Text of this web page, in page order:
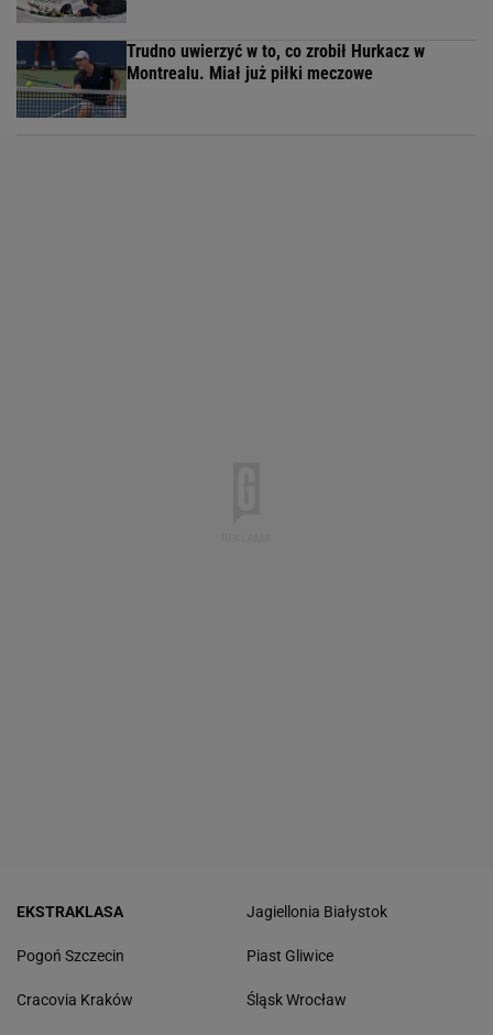
Trudno uwierzyć w to, co zrobił Hurkacz w
Montrealu. Miał już piłki meczowe
EKSTRAKLASA
Pogoń Szczecin
Cracovia Kraków
Jagiellonia Białystok
Piast Gliwice
Śląsk Wrocław